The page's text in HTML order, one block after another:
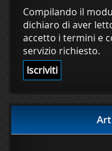
Compilando il
dichiaro di aver
accetto i termini e
servizio richiesto.